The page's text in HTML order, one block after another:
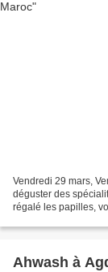
Vendredi 29 mars,
déguster des
régalé les papilles,
Ahwash à